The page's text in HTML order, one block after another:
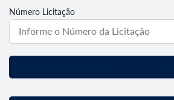
Número Licitação